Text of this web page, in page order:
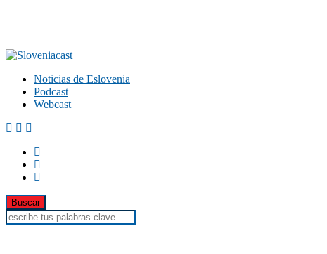
Noticias de Eslovenia
Podcast
Webcast